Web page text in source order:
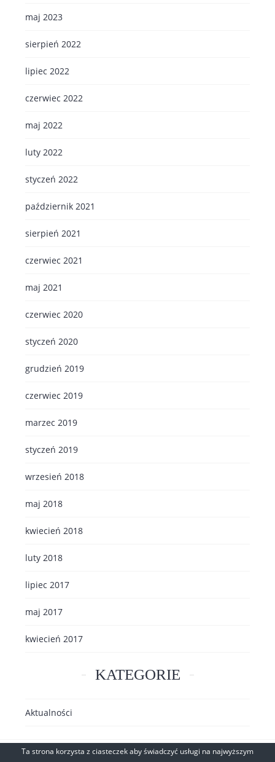
maj 2023
sierpień 2022
lipiec 2022
czerwiec 2022
maj 2022
luty 2022
styczeń 2022
październik 2021
sierpień 2021
czerwiec 2021
maj 2021
czerwiec 2020
styczeń 2020
grudzień 2019
czerwiec 2019
marzec 2019
styczeń 2019
wrzesień 2018
maj 2018
kwiecień 2018
luty 2018
lipiec 2017
maj 2017
kwiecień 2017
KATEGORIE
Aktualności
Copyright © 2016-2026 MTS-czarter Realizacja Gabiec.pl
Ta strona korzysta z ciasteczek aby świadczyć usługi na najwyższym